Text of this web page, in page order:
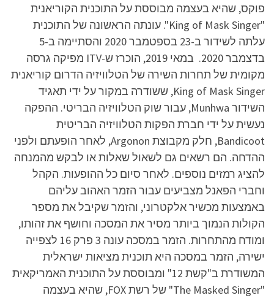
פוקס, שהיא בעצמה מבוססת על התוכנית הקוריאנית
"King of Mask Singer". עונתה הראשונה של התוכנית
עלתה לשידור ב-23 בספטמבר 2020 והסתיימה ב-5
בדצמבר 2020. במאי 2019, הוכרז ש-ITV מפיקה גרסה
מקומית של תחרות השירה של הטלוויזיה הדרום קוריאנית
King of Mask Singer, ששודרה במקור על ידי תאגיד
השידור Munhwa, עבור שוק הטלוויזיה הבריטי. ההפקה
נעשית על ידי חברת הפקות הטלוויזיה הבריטית
Bandicoot, חלק מקבוצת Argonon, לאחר הופעתם ולפני
ההדחה. הם רשאים גם לשאול שאלות או לבקש מהמנחה
להציג רמזים נוספים. לאחר סיום כל ההופעות. הקהל
וחברי הפאנל מצביעים עבור הזמר האהוב עליהם
באמצעות מכשיר אלקטרוני, והזמר שקיבל את מספר
הקולות הנמוך ביותר מסיר את המסכה וחושף את זהותו,
ומודח מהתחרות. הזמר במסכה עונה 3 פרק 16 לצפייה
ישירה, הזמר במסכה היא תוכנית מציאות ישראלית
המשודרת ב"קשת 12" ומבוססת על התוכנית האמריקאית
"The Masked Singer" של רשת FOX, שהיא בעצמה